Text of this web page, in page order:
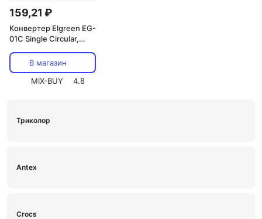
159,21 ₽
Конвертер Elgreen EG-
01C Single Circular,
В магазин
MIX-BUY
4.8
Триколор
Antex
Crocs